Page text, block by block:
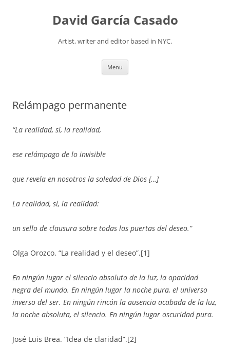
David García Casado
Artist, writer and editor based in NYC.
Menu
Relámpago permanente
“La realidad, sí, la realidad,
ese relámpago de lo invisible
que revela en nosotros la soledad de Dios […]
La realidad, sí, la realidad:
un sello de clausura sobre todas las puertas del deseo.”
Olga Orozco. “La realidad y el deseo”.[1]
En ningún lugar el silencio absoluto de la luz, la opacidad
negra del mundo. En ningún lugar la noche pura, el universo
inverso del ser. En ningún rincón la ausencia acabada de la luz,
la noche absoluta, el silencio. En ningún lugar oscuridad pura.
José Luis Brea. “Idea de claridad”.[2]